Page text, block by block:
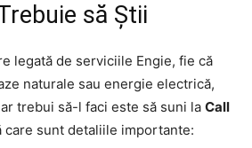
să Știi
legată de serviciile Engie, fie că
naturale sau energie electrică,
trebui să-l faci este să suni la Call
care sunt detaliile importante: